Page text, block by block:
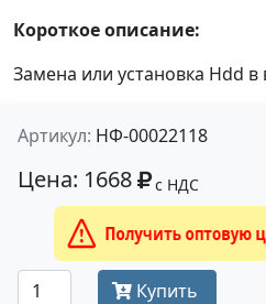
Короткое описание:
Замена или установка Hdd в
Артикул: НФ-00022118
Цена: 1668 с НДС
Купить